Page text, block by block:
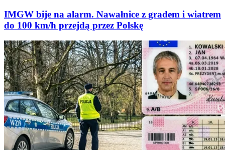
IMGW bije na alarm. Nawałnice z gradem i wiatrem
do 100 km/h przejdą przez Polskę